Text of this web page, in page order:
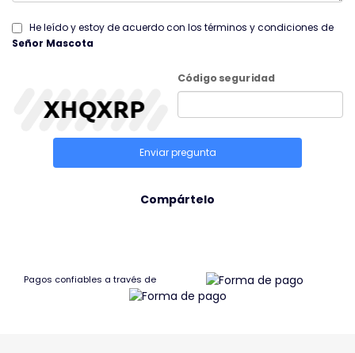
He leído y estoy de acuerdo con los términos y condiciones de
Señor Mascota
Código seguridad
Enviar pregunta
Compártelo
Pagos confiables a través de